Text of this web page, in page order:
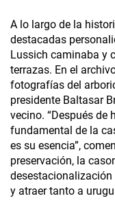
A lo largo de la
destacadas
Lussich caminaba y
terrazas. En el
fotografías del
presidente Baltasar
vecino. “Después de
fundamental de la
es su esencia”,
preservación, la
y atraer tanto a